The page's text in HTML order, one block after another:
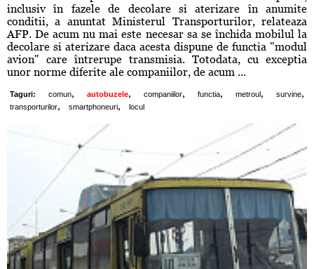
inclusiv în fazele de decolare si aterizare în anumite
conditii, a anuntat Ministerul Transporturilor, relateaza
AFP. De acum nu mai este necesar sa se închida mobilul la
decolare si aterizare daca acesta dispune de functia "modul
avion" care întrerupe transmisia. Totodata, cu exceptia
unor norme diferite ale companiilor, de acum ...
Taguri: comun, autobuzele, companiilor, functia, metroul, survine,
transporturilor, smartphoneuri, locul